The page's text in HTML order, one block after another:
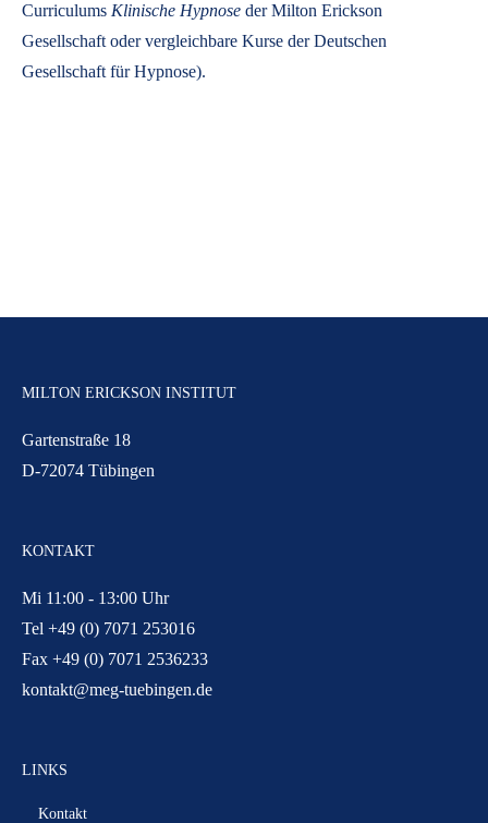
Curriculums Klinische Hypnose der Milton Erickson
Gesellschaft oder vergleichbare Kurse der Deutschen
Gesellschaft für Hypnose).
MILTON ERICKSON INSTITUT
Gartenstraße 18
D-72074 Tübingen
KONTAKT
Mi 11:00 - 13:00 Uhr
Tel +49 (0) 7071 253016
Fax +49 (0) 7071 2536233
kontakt@meg-tuebingen.de
LINKS
Kontakt